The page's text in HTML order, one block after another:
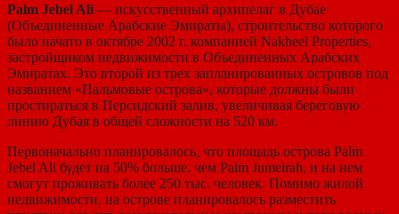
Palm Jebel Ali — искусственный архипелаг в Дубае
(Объединенные Арабские Эмираты), строительство которого
было начато в октябре 2002 г. компанией Nakheel Properties,
застройщиком недвижимости в Объединенных Арабских
Эмиратах. Это второй из трех запланированных островов под
названием «Пальмовые острова», которые должны были
простираться в Персидский залив, увеличивая береговую
линию Дубая в общей сложности на 520 км.
Первоначально планировалось, что площадь острова Palm
Jebel Ali будет на 50% больше, чем Palm Jumeirah, и на нем
смогут проживать более 250 тыс. человек. Помимо жилой
недвижимости, на острове планировалось разместить